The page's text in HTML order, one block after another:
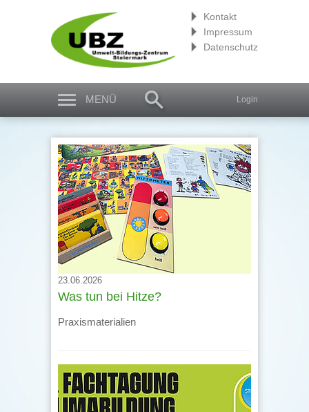
Kontakt
Impressum
Datenschutz
Login
MENÜ
23.06.2026
Was tun bei Hitze?
Praxismaterialien